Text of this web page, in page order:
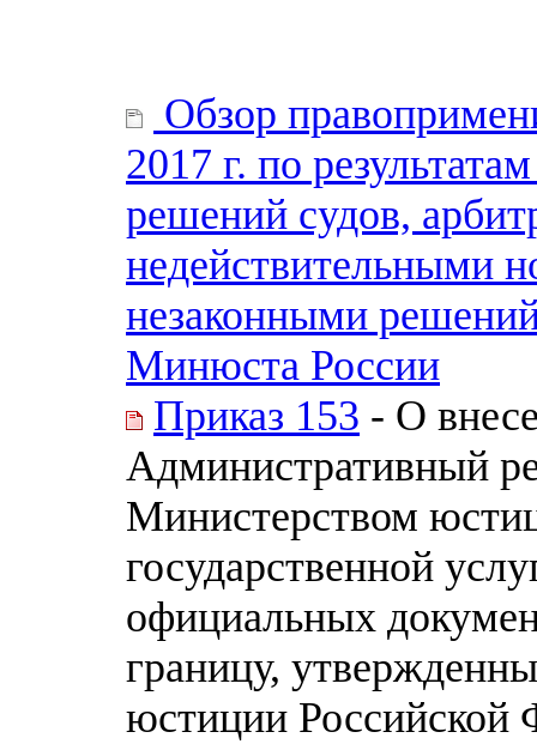
Обзор
2017 г. по
решений судов,
недействительными
незаконными
Минюста России
Приказ 153 - О
Административный
Министерством
государственной
официальных
границу,
юстиции Российской